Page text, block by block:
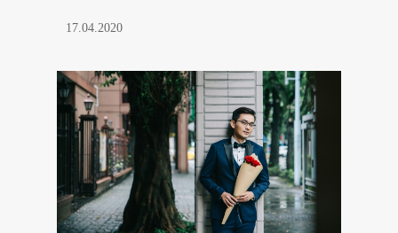
17.04.2020